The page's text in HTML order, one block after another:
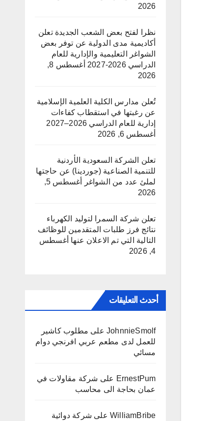
2026
نظرا لفتح بعض الشعب الجديدة تعلن
أكاديمية مدى الدولية عن توفر بعض
الشواغر التعليمية والإدارية للعام
الدراسي 2026-2027
أغسطس 8,
2026
تُعلن مدارس الكلية العلمية الإسلامية
عن رغبتها في استقطاب كفاءات
إدارية للعام الدراسي 2026–2027
أغسطس 6, 2026
تعلن الشركة السعودية الأردنية
للتنمية الصناعية (جوردينا) عن حاجتها
لملئ عدد من الشواغر
أغسطس 5,
2026
تعلن شركة السمرا لتوليد الكهرباء
نتائج فرز طلبات المتقدمين للوظائف
التالية التي تم الاعلان عنها أغسطس
4, 2026
أحدث التعليقات
JohnnieSmolfعلى مطلوب كاشير
للعمل لدى مطعم عربي افرنجي دوام
مسائي
ErnestPum على شركة مقاولات في
عمان بحاجة الى محاسب
WilliamBribeعلى شركة دوائية